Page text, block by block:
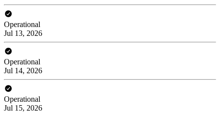
Operational
Jul 13, 2026
Operational
Jul 14, 2026
Operational
Jul 15, 2026